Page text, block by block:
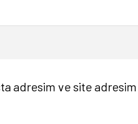
adresim ve site